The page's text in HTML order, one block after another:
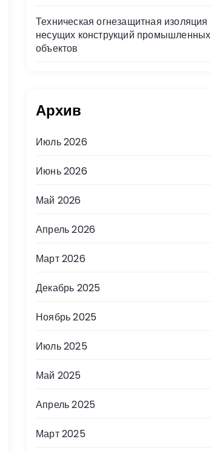
Техническая огнезащитная изоляция
несущих конструкций промышленных
объектов
Архив
Июль 2026
Июнь 2026
Май 2026
Апрель 2026
Март 2026
Декабрь 2025
Ноябрь 2025
Июль 2025
Май 2025
Апрель 2025
Март 2025